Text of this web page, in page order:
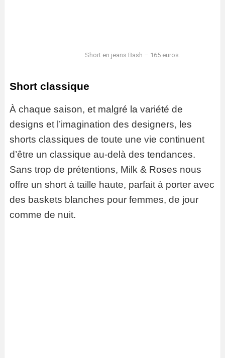
Short en jeans Bash – 165 euros.
Short classique
À chaque saison, et malgré la variété de
designs et l’imagination des designers, les
shorts classiques de toute une vie continuent
d’être un classique au-delà des tendances.
Sans trop de prétentions, Milk & Roses nous
offre un short à taille haute, parfait à porter avec
des baskets blanches pour femmes, de jour
comme de nuit.